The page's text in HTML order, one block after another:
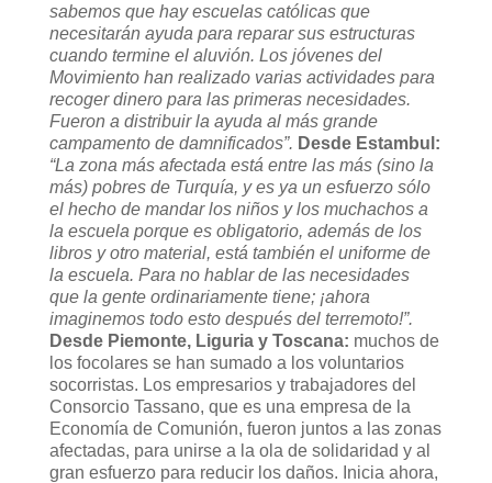
sabemos que hay escuelas católicas que
necesitarán ayuda para reparar sus estructuras
cuando termine el aluvión. Los jóvenes del
Movimiento han realizado varias actividades para
recoger dinero para las primeras necesidades.
Fueron a distribuir la ayuda al más grande
campamento de damnificados”. Desde Estambul:
“La zona más afectada está entre las más (sino la
más) pobres de Turquía, y es ya un esfuerzo sólo
el hecho de mandar los niños y los muchachos a
la escuela porque es obligatorio, además de los
libros y otro material, está también el uniforme de
la escuela. Para no hablar de las necesidades
que la gente ordinariamente tiene; ¡ahora
imaginemos todo esto después del terremoto!”.
Desde Piemonte, Liguria y Toscana: muchos de
los focolares se han sumado a los voluntarios
socorristas. Los empresarios y trabajadores del
Consorcio Tassano, que es una empresa de la
Economía de Comunión, fueron juntos a las zonas
afectadas, para unirse a la ola de solidaridad y al
gran esfuerzo para reducir los daños. Inicia ahora,